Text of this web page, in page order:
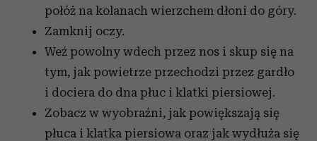
połóż na kolanach wierzchem dłoni do góry.
Zamknij oczy.
Weź powolny wdech przez nos i skup się na
tym, jak powietrze przechodzi przez gardło
i dociera do dna płuc i klatki piersiowej.
Zobacz w wyobraźni, jak powiększają się
płuca i klatka piersiowa oraz jak wydłuża się